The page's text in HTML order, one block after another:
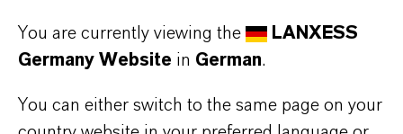
stehen für Zuverlässigkeit, Innovationskraft und
partnerschaftliches Denken. Im Mittelpunkt
Kunden. Unsere Kunden profitieren von
You are currently viewing the
LANXESS
Germany Website in German.
You can either switch to the same page on your